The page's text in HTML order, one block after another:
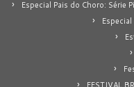
Especial Pais do Choro: